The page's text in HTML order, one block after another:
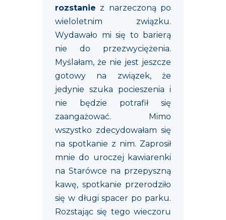
rozstanie z narzeczoną po
wieloletnim związku.
Wydawało mi się to barierą
nie do przezwyciężenia.
Myślałam, że nie jest jeszcze
gotowy na związek, że
jedynie szuka pocieszenia i
nie będzie potrafił się
zaangażować. Mimo
wszystko zdecydowałam się
na spotkanie z nim. Zaprosił
mnie do uroczej kawiarenki
na Starówce na przepyszną
kawę, spotkanie przerodziło
się w długi spacer po parku.
Rozstając się tego wieczoru